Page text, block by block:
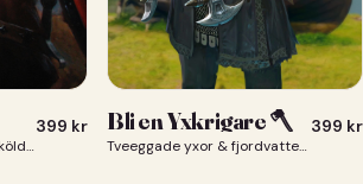
Vargskinn, ringbrynja & sköld — du som nordisk krigsherre ⚔️
399 kr Bli en Yxkrigare 🪓
Tveeggade yxor & fjordvatten bakom dig 🪓
399 kr